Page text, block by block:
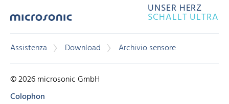
UNSER HERZ
SCHALLT ULTRA
Assistenza Download Archivio sensore
© 2026 microsonic GmbH
Colophon